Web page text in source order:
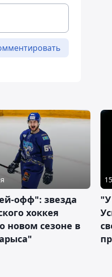
офф": звезда
хоккея
новом сезоне в